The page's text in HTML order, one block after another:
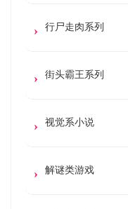
行尸走肉系列
街头霸王系列
视觉系小说
解谜类游戏